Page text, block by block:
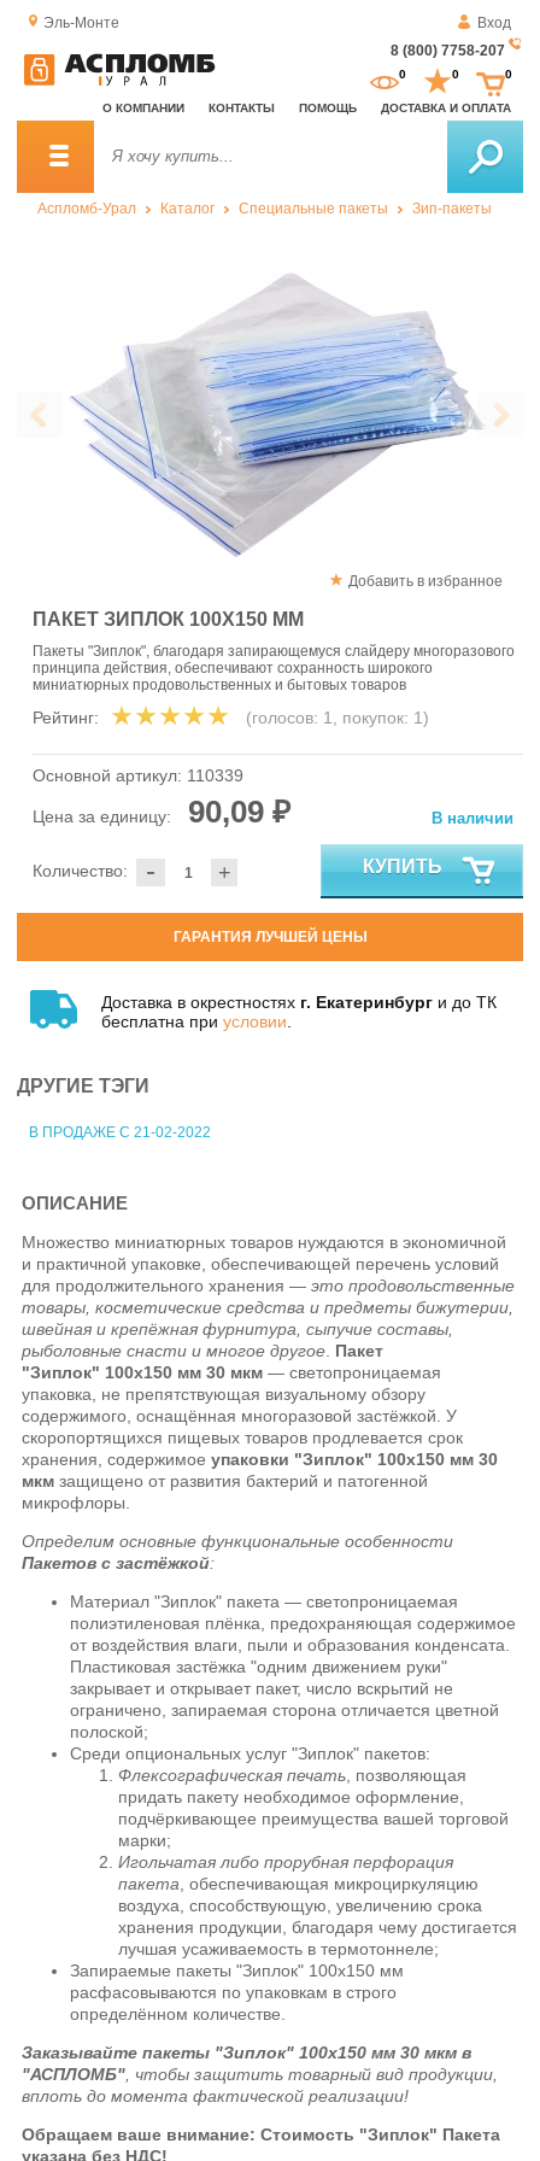
Эль-Монте
Вход
8 (800) 7758-207
О КОМПАНИИ КОНТАКТЫ ПОМОЩЬ ДОСТАВКА И ОПЛАТА
0 0 0
Аспломб-Урал Каталог Специальные пакеты Зип-пакеты
Добавить в избранное
ПАКЕТ ЗИПЛОК 100Х150 ММ
Пакеты "Зиплок", благодаря запирающемуся слайдеру многоразового
принципа действия, обеспечивают сохранность широкого
миниатюрных продовольственных и бытовых товаров
Рейтинг: (голосов: 1, покупок: 1)
Основной артикул: 110339
Цена за единицу: 90,09 ₽
- +
Количество:
В наличии
КУПИТЬ
ГАРАНТИЯ ЛУЧШЕЙ ЦЕНЫ
Доставка в окрестностях г. Екатеринбург и до ТК
бесплатна при условии
ДРУГИЕ ТЭГИ
В ПРОДАЖЕ С 21-02-2022
ОПИСАНИЕ
Множество миниатюрных товаров нуждаются в экономичной
и практичной упаковке, обеспечивающей перечень условий
для продолжительного хранения —это продовольственные
товары, косметические средства и предметы бижутерии,
швейная и крепёжная фурнитура, сыпучие составы,
рыболовные снасти и многое другое Пакет
"Зиплок" 100х150 мм 30 мкм — светопроницаемая
упаковка, не препятствующая визуальному обзору
содержимого, оснащённая многоразовой застёжкой. У
скоропортящихся пищевых товаров продлевается срок
хранения, содержимоеупаковки "Зиплок" 100х150 мм 30
мкм защищено от развития бактерий и патогенной
микрофлоры.
Определим основные функциональные особенности
Пакетов с застёжкой:
Материал "Зиплок" пакета — светопроницаемая
полиэтиленовая плёнка, предохраняющая содержимое
от воздействия влаги, пыли и образования конденсата.
Пластиковая застёжка "одним движением руки"
закрывает и открывает пакет, число вскрытий не
ограничено, запираемая сторона отличается цветной
полоской;
Среди опциональных услуг "Зиплок" пакетов:
Флексографическая печать , позволяющая
придать пакету необходимое оформление,
подчёркивающее преимущества вашей торговой
марки;
Игольчатая либо прорубная перфорация
пакета , обеспечивающая микроциркуляцию
воздуха, способствующую, увеличению срока
хранения продукции, благодаря чему достигается
лучшая усаживаемость в термотоннеле;
Запираемые пакеты "Зиплок" 100х150 мм
расфасовываются по упаковкам в строго
определённом количестве.
Заказывайте пакеты "Зиплок" 100х150 мм 30 мкм в
"АСПЛОМБ" , чтобы защитить товарный вид продукции,
вплоть до момента фактической реализации!
Обращаем ваше внимание: Стоимость "Зиплок" Пакета
указана без НДС!